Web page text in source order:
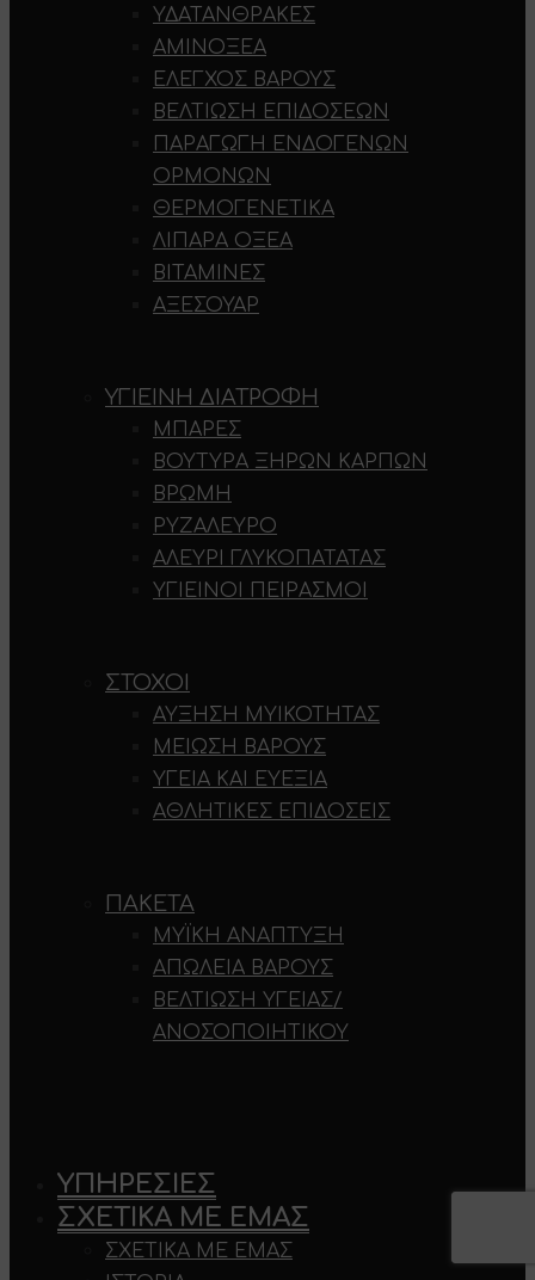
ΥΔΑΤΆΝΘΡΑΚΕΣ
ΑΜΙΝΟΞΈΑ
ΈΛΕΓΧΟΣ ΒΆΡΟΥΣ
ΒΕΛΤΊΩΣΗ ΕΠΙΔΌΣΕΩΝ
ΠΑΡΑΓΩΓΉ ΕΝΔΟΓΕΝΏΝ
ΟΡΜΟΝΏΝ
ΘΕΡΜΟΓΕΝΕΤΙΚΆ
ΛΙΠΑΡΆ ΟΞΈΑ
ΒΙΤΑΜΊΝΕΣ
ΑΞΕΣΟΥΆΡ
ΥΓΙΕΙΝΉ ΔΙΑΤΡΟΦΉ
ΜΠΆΡΕΣ
ΒΟΎΤΥΡΑ ΞΗΡΏΝ ΚΑΡΠΏΝ
ΒΡΏΜΗ
ΡΥΖΆΛΕΥΡΟ
ΑΛΕΎΡΙ ΓΛΥΚΟΠΑΤΆΤΑΣ
ΥΓΙΕΙΝΟΊ ΠΕΙΡΑΣΜΟΊ
ΣΤΌΧΟΙ
ΑΎΞΗΣΗ ΜΥΙΚΌΤΗΤΑΣ
ΜΕΊΩΣΗ ΒΆΡΟΥΣ
ΥΓΕΊΑ ΚΑΙ ΕΥΕΞΊΑ
ΑΘΛΗΤΙΚΈΣ ΕΠΙΔΌΣΕΙΣ
ΠΑΚΈΤΑ
ΜΥΪΚΉ ΑΝΆΠΤΥΞΗ
ΑΠΏΛΕΙΑ ΒΆΡΟΥΣ
ΒΕΛΤΊΩΣΗ ΥΓΕΊΑΣ/
ΑΝΟΣΟΠΟΙΗΤΙΚΟΎ
ΥΠΗΡΕΣΊΕΣ
ΣΧΕΤΙΚΆ ΜΕ ΕΜΆΣ
ΣΧΕΤΙΚΆ ΜΕ ΕΜΆΣ